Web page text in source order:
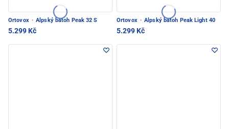
Ortovox · Alpský batoh Peak 32 S
5.299 Kč
Ortovox · Alpský batoh Peak Light 40
5.299 Kč